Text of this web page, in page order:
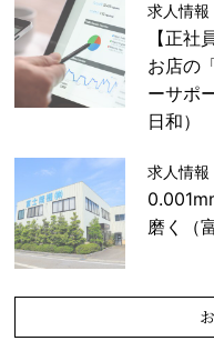
求人情報
【正
お店の
ーサポ
日和）
求人情報
磨く（